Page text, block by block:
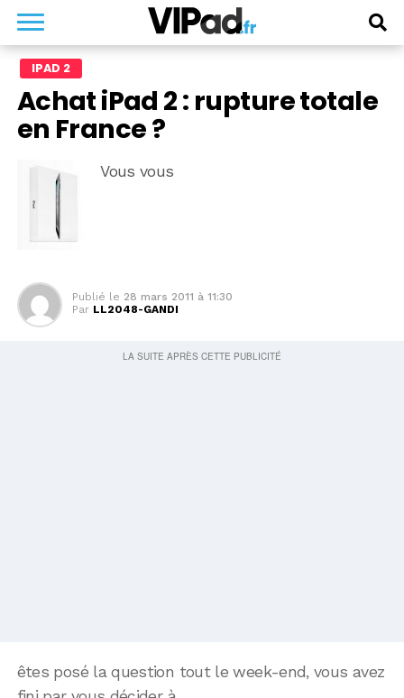
IPAD 2
Achat iPad 2 : rupture totale
en France ?
Vous vous
Publié le 28 mars 2011 à 11:30
Par LL2048-GANDI
êtes posé la question tout le week-end, vous avez